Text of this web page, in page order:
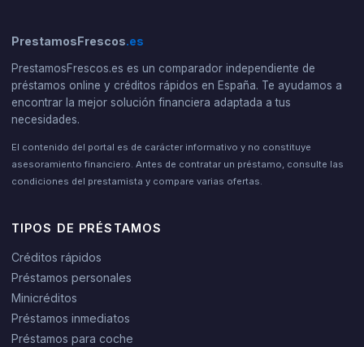
PrestamosFrescos.es
PrestamosFrescos.es es un comparador independiente de
préstamos online y créditos rápidos en España. Te ayudamos a
encontrar la mejor solución financiera adaptada a tus
necesidades.
El contenido del portal es de carácter informativo y no constituye
asesoramiento financiero. Antes de contratar un préstamo, consulte las
condiciones del prestamista y compare varias ofertas.
TIPOS DE PRÉSTAMOS
Créditos rápidos
Préstamos personales
Minicréditos
Préstamos inmediatos
Préstamos para coche